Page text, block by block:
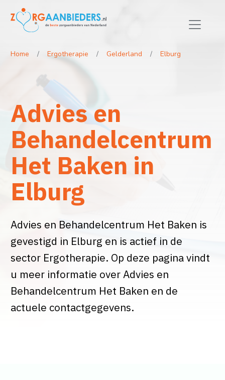
Home Ergotherapie Gelderland Elburg
Advies en
Behandelcentrum
Het Baken in
Elburg
Advies en Behandelcentrum Het Baken is
gevestigd in Elburg en is actief in de
sector Ergotherapie. Op deze pagina vindt
u meer informatie over Advies en
Behandelcentrum Het Baken en de
actuele contactgegevens.